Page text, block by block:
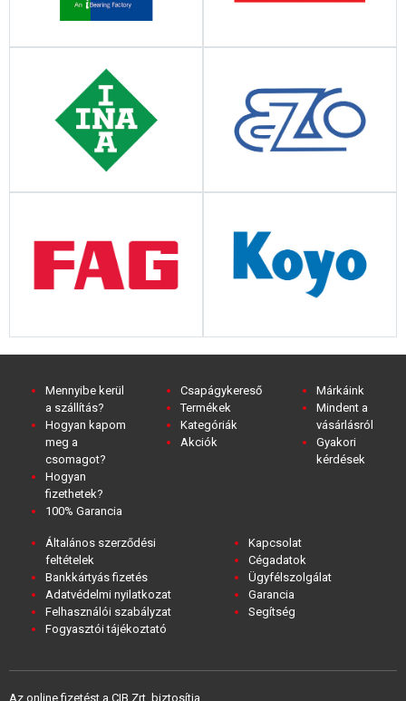
Mennyibe kerül
a szállítás?
Hogyan kapom
meg a
csomagot?
Hogyan
fizethetek?
100% Garancia
Csapágykereső
Termékek
Kategóriák
Akciók
Márkáink
Mindent a
vásárlásról
Gyakori
kérdések
Általános szerződési
feltételek
Bankkártyás fizetés
Adatvédelmi nyilatkozat
Felhasználói szabályzat
Fogyasztói tájékoztató
Kapcsolat
Cégadatok
Ügyfélszolgálat
Garancia
Segítség
Az online fizetést a CIB Zrt. biztosítja,